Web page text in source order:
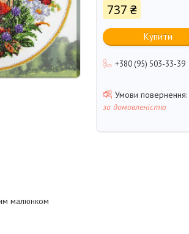
737 ₴
Купити
+380 (95) 503-33-39
за домовленістю
малюнком